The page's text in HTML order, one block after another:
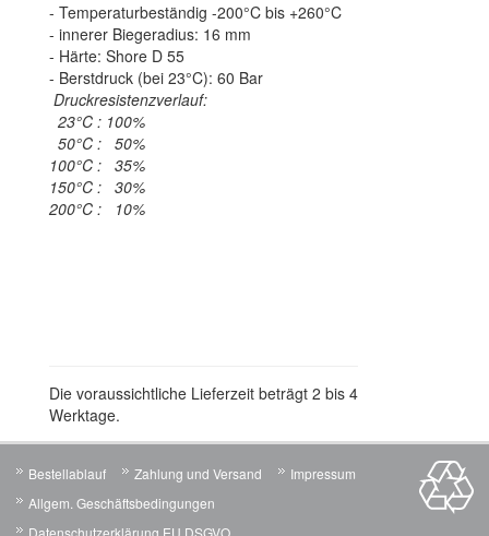
- Temperaturbeständig -200°C bis +260°C
- innerer Biegeradius: 16 mm
- Härte: Shore D 55
- Berstdruck (bei 23°C): 60 Bar
Druckresistenzverlauf:
23°C : 100%
50°C : 50%
100°C : 35%
150°C : 30%
200°C : 10%
Die voraussichtliche Lieferzeit beträgt 2 bis 4
Werktage.
Bestellablauf Zahlung und Versand
Impressum
Allgem. Geschäftsbedingungen